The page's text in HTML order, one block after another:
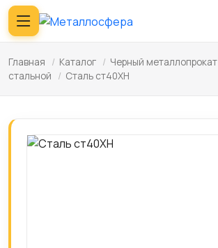
Главная / Каталог / Черный металлопрокат
стальной
/ Сталь ст40ХН